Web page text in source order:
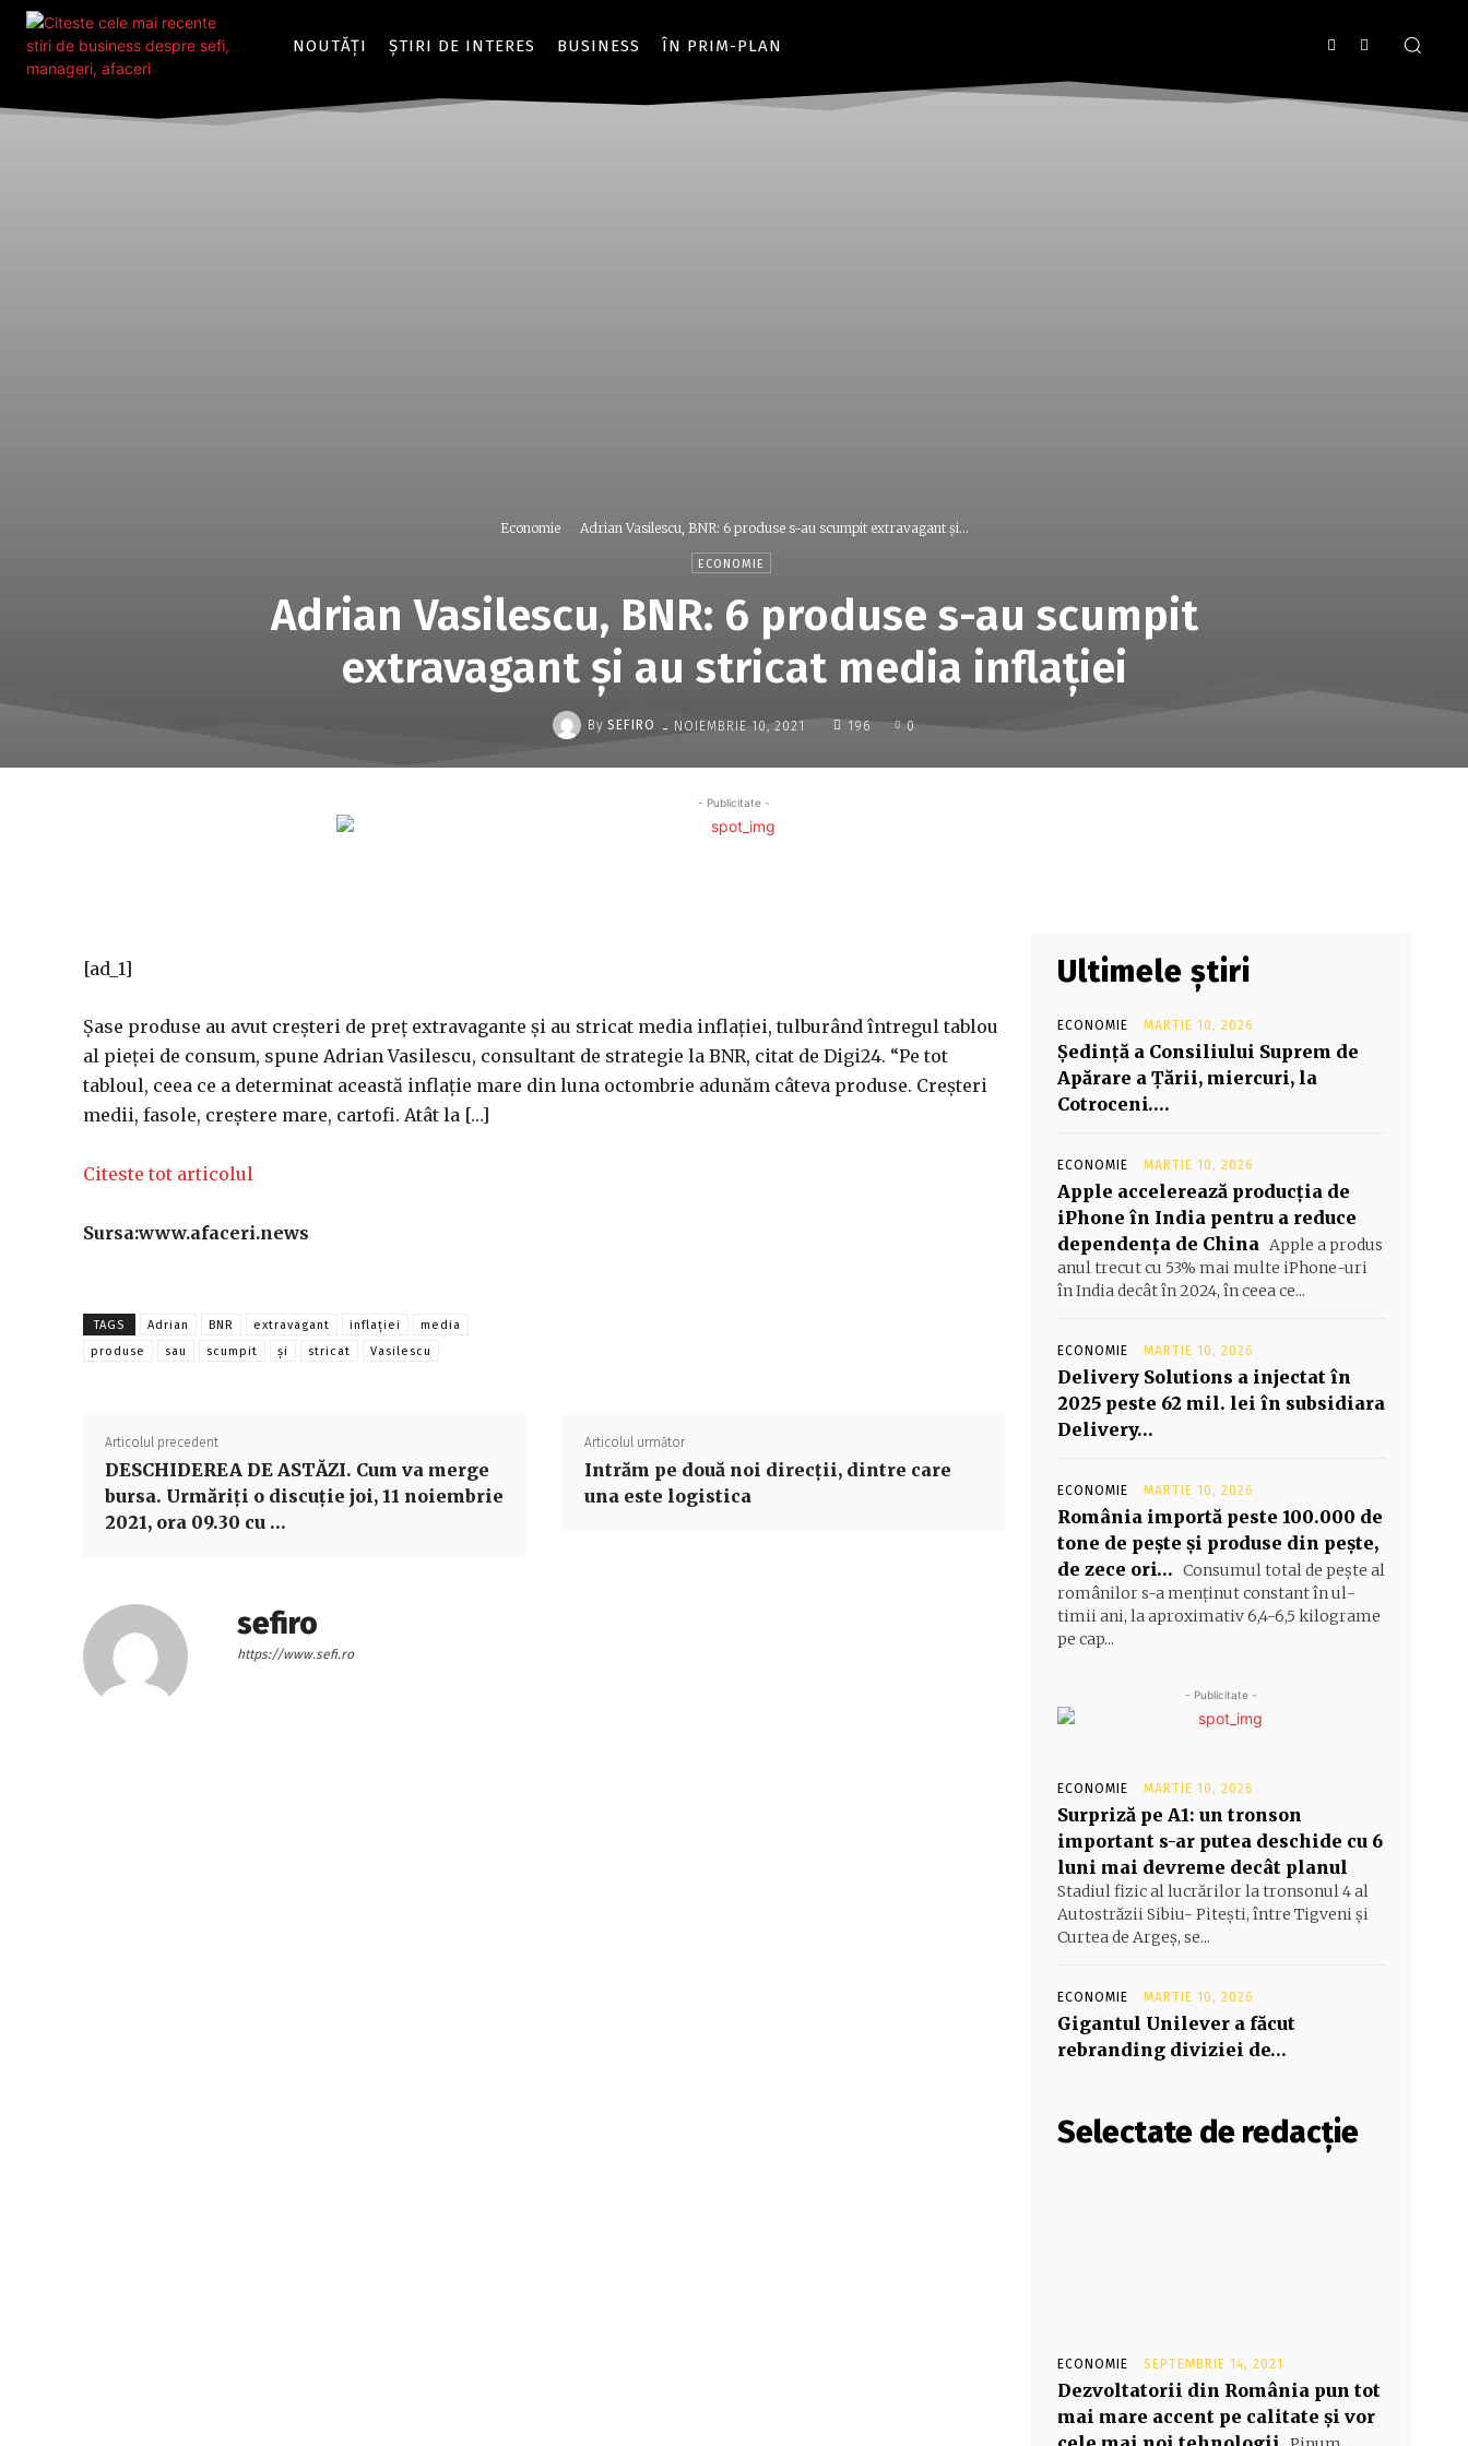
NOUTĂȚI ȘTIRI DE INTERES BUSINESS ÎN PRIM-PLAN
Economie Adrian Vasilescu, BNR: 6 produse s-au scumpit extravagant și...
ECONOMIE
Adrian Vasilescu, BNR: 6 produse s-au scumpit
extravagant și au stricat media inflației
By SEFIRO - NOIEMBRIE 10, 2021 196 0
- Publicitate -
[ad_1]
Şase produse au avut creșteri de preț extravagante și au stricat media inflaţiei, tulburând întregul tablou
al pieţei de consum, spune Adrian Vasilescu, consultant de strategie la BNR, citat de Digi24. “Pe tot
tabloul, ceea ce a determinat această inflaţie mare din luna octombrie adunăm câteva produse. Creşteri
medii, fasole, creştere mare, cartofi. Atât la […]
Citeste tot articolul
Sursa:www.afaceri.news
TAGS Adrian BNR extravagant inflaţiei
media
produse
sau scumpit și stricat Vasilescu
Articolul precedent
DESCHIDEREA DE ASTĂZI. Cum va merge
bursa. Urmăriţi o discuţie joi, 11 noiembrie
2021, ora 09.30 cu …
Articolul următor
Intrăm pe două noi direcţii, dintre care
una este logistica
sefiro
https://www.sefi.ro
Ultimele știri
ECONOMIE MARTIE 10, 2026
Şedinţă a Consiliului Suprem de
Apărare a Ţării, miercuri, la
Cotroceni….
ECONOMIE MARTIE 10, 2026
Apple accelerează producția de
iPhone în India pentru a reduce
dependența de China Apple a produs
anul trecut cu 53% mai multe iPhone-uri
în India decât în 2024, în ceea ce...
ECONOMIE MARTIE 10, 2026
Delivery Solutions a injectat în
2025 peste 62 mil. lei în subsidiara
Delivery…
ECONOMIE MARTIE 10, 2026
România importă peste 100.000 de
tone de peşte şi produse din peşte,
de zece ori… Consumul total de peşte al
ro­mâ­nilor s-a menţinut constant în ul­
timii ani, la aproximativ 6,4-6,5 ki­lograme
pe cap...
- Publicitate -
ECONOMIE MARTIE 10, 2026
Surpriză pe A1: un tronson
important s-ar putea deschide cu 6
luni mai devreme decât planul
Stadiul fizic al lucrărilor la tronsonul 4 al
Autostrăzii Sibiu- Piteşti, între Tigveni şi
Curtea de Argeş, se...
ECONOMIE MARTIE 10, 2026
Gigantul Unilever a făcut
rebranding diviziei de…
Selectate de redacție
ECONOMIE SEPTEMBRIE 14, 2021
Dezvoltatorii din România pun tot
mai mare accent pe calitate şi vor